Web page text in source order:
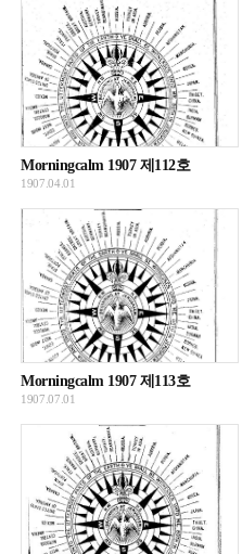
Morningcalm 1907 제112호
1907.04.01
Morningcalm 1907 제113호
1907.07.01